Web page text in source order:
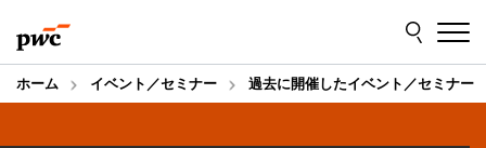
to
content
to
footer
ホーム イベント／セミナー 過去に開催したイベント／セミナー